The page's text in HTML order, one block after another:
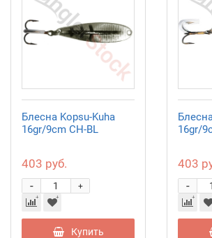
Блесна Kopsu-Kuha
16gr/9cm CH-BL
403 руб.
+
-
Купить
16gr/
403
-